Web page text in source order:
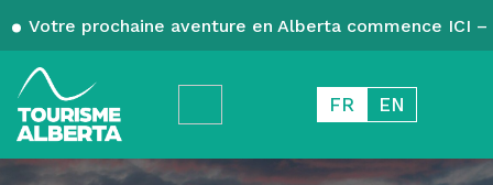
Votre prochaine aventure en Alberta commence ICI
FR EN